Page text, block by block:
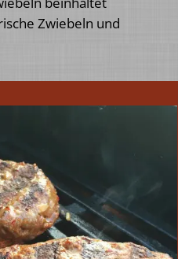
Zwiebeln und